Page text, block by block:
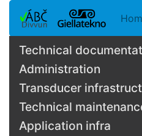
Technical
Administration
Transducer
Technical
Application infra